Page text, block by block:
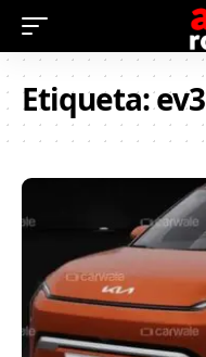
Etiqueta:ev3